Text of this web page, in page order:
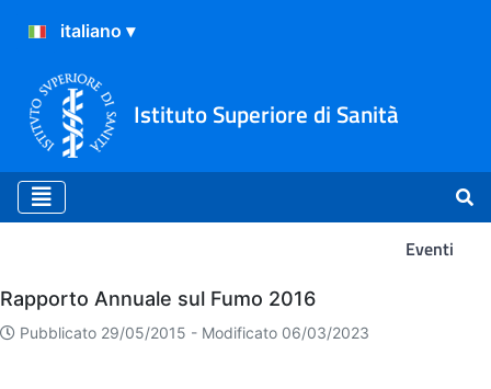
Istituto Superiore di Sanità
Eventi
Eventi
Rapporto Annuale sul Fumo 2016
Pubblicato 29/05/2015 - Modificato 06/03/2023